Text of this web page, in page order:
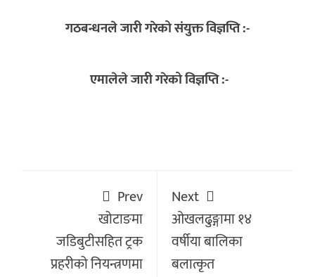
गठबन्धनले जारी गरेको संयुक्त विज्ञप्ति :-
एमालेले जारी गरेको विज्ञप्ति :-
Prev
खोटाङमा
जडिबुटीसहित ट्रक
प्रहरीको नियन्त्रणमा
Next
ओखलढुङ्गामा १४
वर्षीया बालिका
बलात्कृत